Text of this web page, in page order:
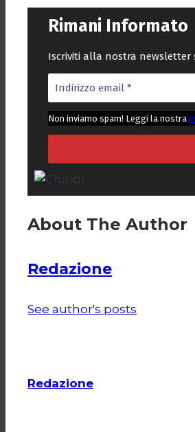
Rimani Informato
Iscriviti alla nostra
Non inviamo spam! Leggi la nostra
About The Author
Redazione
See author's posts
Redazione